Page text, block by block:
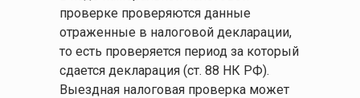
проверке проверяются данные
отраженные в налоговой декларации,
то есть проверяется период за который
сдается декларация (ст. 88 НК РФ).
Выездная налоговая проверка может